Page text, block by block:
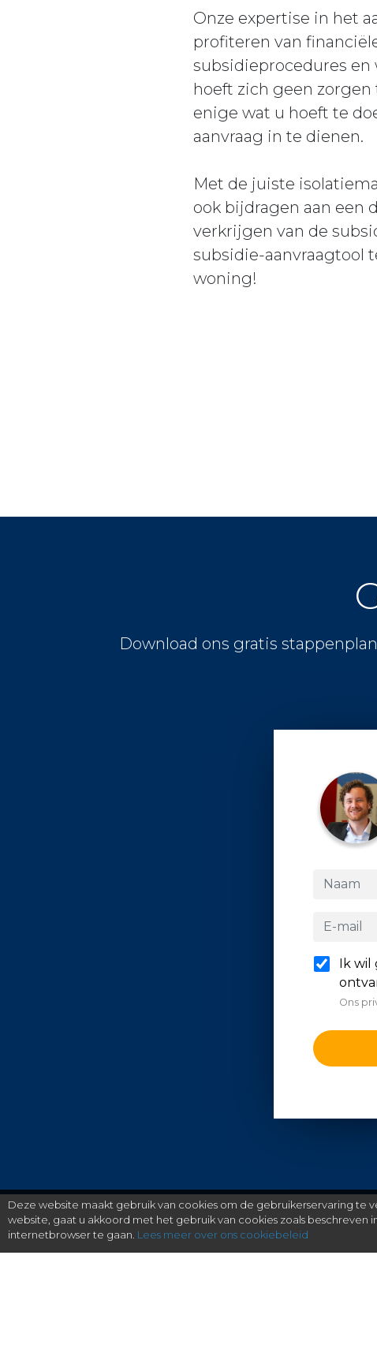
Onze expertise in het
profiteren van
subsidieprocedures en
hoeft zich geen
enige wat u hoeft te
aanvraag in te dienen.
Met de juiste
ook bijdragen aan een
verkrijgen van de
subsidie-aanvraagtool
woning!
Download ons gratis
Ik wil
Ons
Deze website maakt gebruik van cookies om de gebruikerservaring
website, gaat u akkoord met het gebruik van cookies zoals
internetbrowser te gaan. Lees meer over ons cookiebeleid